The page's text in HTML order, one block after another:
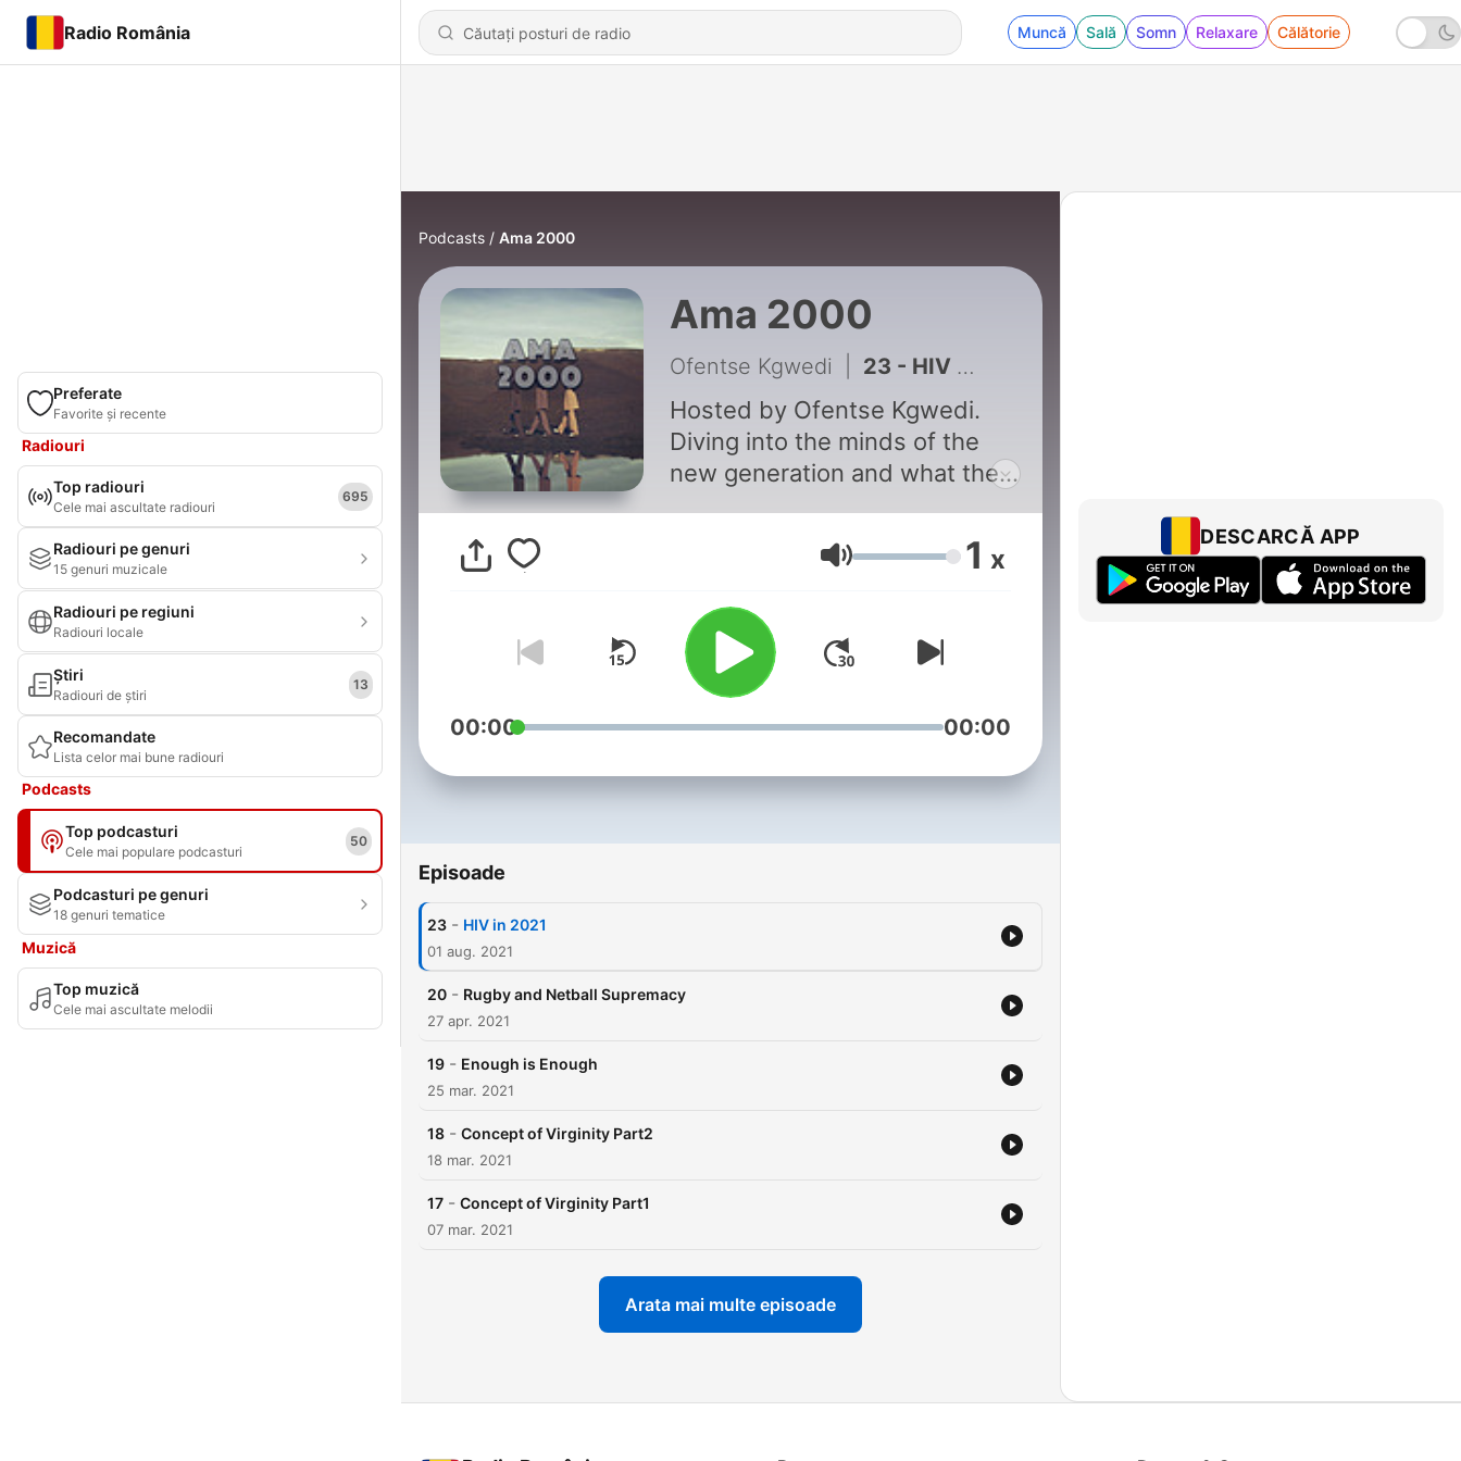
Radio România Muncă Sală Somn Relaxare Călătorie
Preferate
Favorite și recente
Radiouri
Top radiouri
Cele mai ascultate radiouri
695
Radiouri pe genuri
15 genuri muzicale
Radiouri pe regiuni
Radiouri locale
Știri
Radiouri de știri
13
Recomandate
Lista celor mai bune radiouri
Podcasts
Top podcasturi
Cele mai populare podcasturi
50
Podcasturi pe genuri
18 genuri tematice
Muzică
Top muzică
Cele mai ascultate melodii
Podcasts Ama 2000
Ama 2000
Ofentse Kgwedi 23 - HIV in 2021
Hosted by Ofentse Kgwedi.
Diving into the minds of the
new generation and what they
ama2000_podcast Email:
Volum 1 x
00:00 00:00
Episoade
23 - HIV in 2021
01 aug. 2021
20 - Rugby and Netball Supremacy
27 apr. 2021
19 - Enough is Enough
25 mar. 2021
18 - Concept of Virginity Part2
18 mar. 2021
17 - Concept of Virginity Part1
07 mar. 2021
Arata mai multe episoade
DESCARCĂ APP